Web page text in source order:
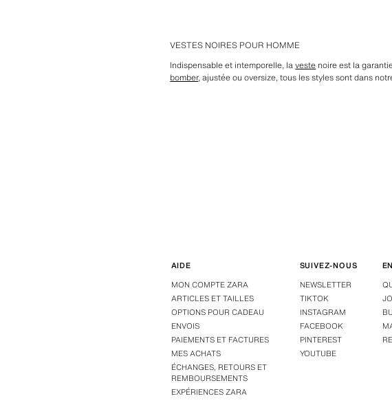
VESTES NOIRES POUR HOMME
Indispensable et intemporelle, laveste noire est la
bomber, ajustée ou oversize, tous les styles sont dans
AIDE
MON COMPTE ZARA
ARTICLES ET TAILLES
OPTIONS POUR CADEAU
ENVOIS
PAIEMENTS ET FACTURES
MES ACHATS
ÉCHANGES, RETOURS ET
REMBOURSEMENTS
EXPÉRIENCES ZARA
SUIVEZ-NOUS
NEWSLETTER
TIKTOK
INSTAGRAM
FACEBOOK
PINTEREST
YOUTUBE